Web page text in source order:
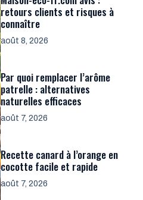
retours clients et risques à
connaître
août 8, 2026
Par quoi remplacer l’arôme
patrelle : alternatives
naturelles efficaces
août 7, 2026
Recette canard à l’orange en
cocotte facile et rapide
août 7, 2026